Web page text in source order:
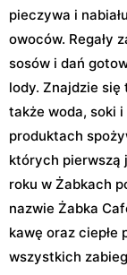
pieczywa i
owoców. Regały
sosów i dań
lody. Znajdzie się
także woda, soki
produktach
których pierwszą
roku w Żabkach
nazwie Żabka
kawę oraz ciepłe
wszystkich